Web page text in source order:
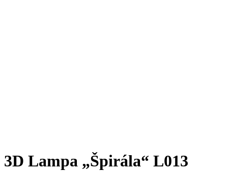
3D Lampa „Špirála“ L013